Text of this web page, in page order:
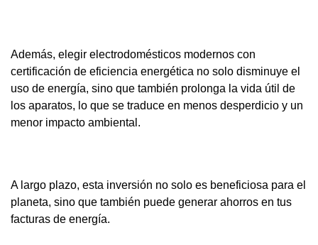
Además, elegir electrodomésticos modernos con
certificación de eficiencia energética no solo disminuye el
uso de energía, sino que también prolonga la vida útil de
los aparatos, lo que se traduce en menos desperdicio y un
menor impacto ambiental.
A largo plazo, esta inversión no solo es beneficiosa para el
planeta, sino que también puede generar ahorros en tus
facturas de energía.